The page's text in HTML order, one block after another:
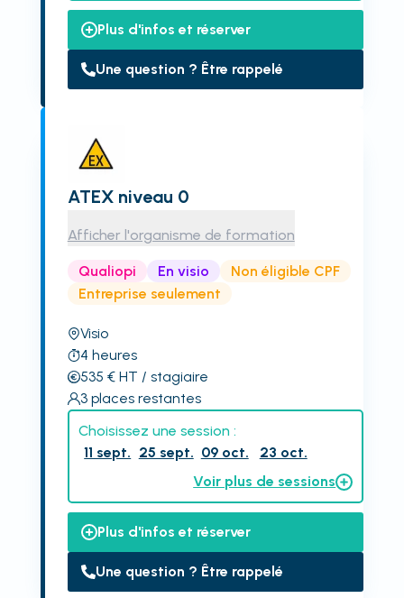
Plus d'infos et réserver
Une question ? Être rappelé
ATEX niveau 0
Afficher l'organisme de formation
Qualiopi En visio
Non éligible CPF
Entreprise seulement
Visio
4 heures
535 € HT / stagiaire
3 places restantes
Choisissez une session :
11 sept. 25 sept. 09 oct.
23 oct.
Voir plus de sessions
Plus d'infos et réserver
Une question ? Être rappelé